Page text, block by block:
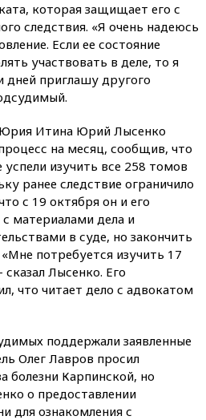
которая защищает его с
следствия. «Я очень надеюсь
Если ее состояние
участвовать в деле, то я
дней приглашу другого
Итина Юрий Лысенко
на месяц, сообщив, что
изучить все 258 томов
ранее следствие ограничило
с 19 октября он и его
материалами дела и
в суде, но закончить
потребуется изучить 17
Лысенко. Его
что читает дело с адвокатом
поддержали заявленные
Олег Лавров просил
болезни Карпинской, но
о предоставлении
для ознакомления с